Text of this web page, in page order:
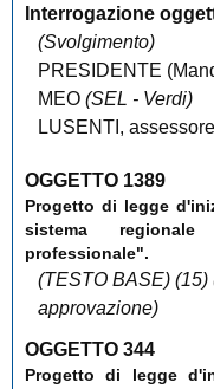
Interrogazione
(Svolgimento)
PRESIDENTE (
MEO (SEL - Verdi)
LUSENTI , assessore
OGGETTO 1389
Progetto di legge
sistema
professionale".
(TESTO BASE)(15)
approvazione)
OGGETTO 344
Progetto di legge